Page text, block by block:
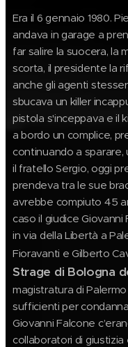
Era il 6 gennaio 1980.
andava in garage a
far salire la suocera, la
scorta, il presidente la
anche gli agenti
sbucava un killer
pistola s'inceppava e il
a bordo un complice,
continuando a sparare,
il fratello Sergio, oggi
prendeva tra le sue
avrebbe compiuto 45
caso il giudice
in via della Libertà a
Fioravanti e Gilberto
Strage di Bologna
magistratura di
sufficienti per
Giovanni Falcone
collaboratori di giustizia